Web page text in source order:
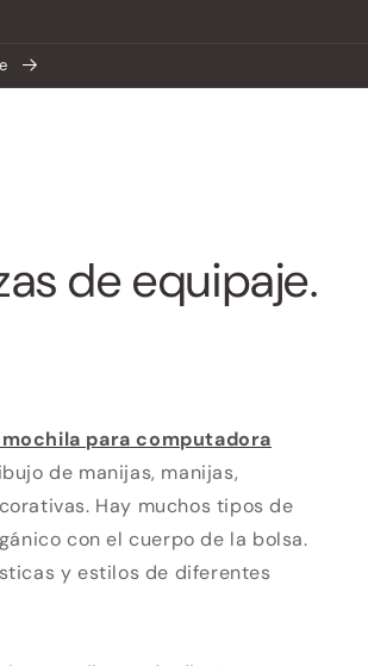
de equipaje.
para computadora
de manijas, manijas,
Hay muchos tipos de
con el cuerpo de la bolsa.
y estilos de diferentes